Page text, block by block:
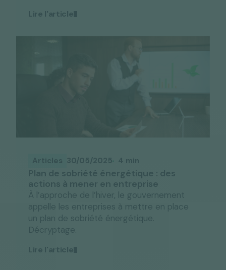
Lire l'article
Articles 30/05/2025 4 min
Plan de sobriété énergétique : des
actions à mener en entreprise
À l’approche de l’hiver, le gouvernement
appelle les entreprises à mettre en place
un plan de sobriété énergétique.
Décryptage.
Lire l'article